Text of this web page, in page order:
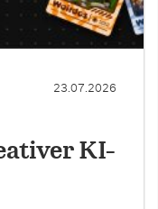
23.07.2026
KI-